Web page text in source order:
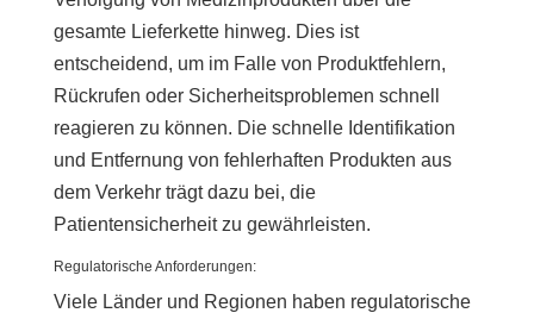
gesamte Lieferkette hinweg. Dies ist
entscheidend, um im Falle von Produktfehlern,
Rückrufen oder Sicherheitsproblemen schnell
reagieren zu können. Die schnelle Identifikation
und Entfernung von fehlerhaften Produkten aus
dem Verkehr trägt dazu bei, die
Patientensicherheit zu gewährleisten.
Regulatorische Anforderungen:
Viele Länder und Regionen haben regulatorische